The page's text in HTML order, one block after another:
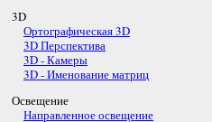
3D
Ортографическая 3D
3D Перспектива
3D - Камеры
3D - Именование матриц
Освещение
Направленное освещение